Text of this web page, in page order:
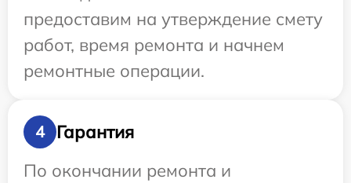
предоставим на утверждение смету
работ, время ремонта и начнем
ремонтные операции.
4
Гарантия
По окончании ремонта и